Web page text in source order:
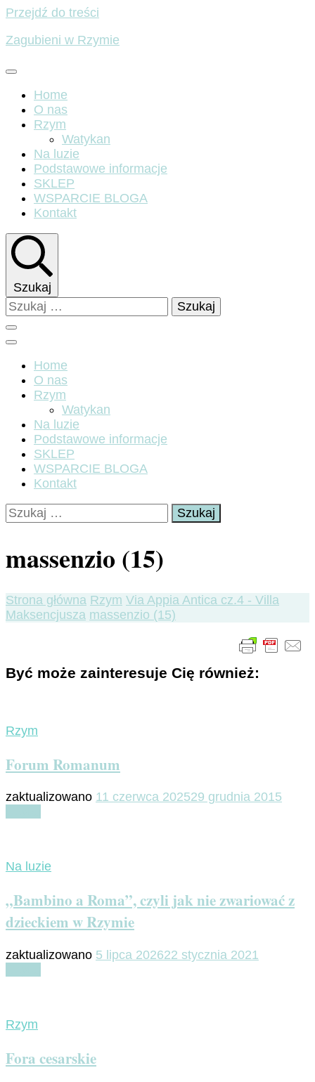
Przejdź do treści
Zagubieni w Rzymie
Home
O nas
Rzym
Watykan
Na luzie
Podstawowe informacje
SKLEP
WSPARCIE BLOGA
Kontakt
Szukaj
Szukaj:
Home
O nas
Rzym
Watykan
Na luzie
Podstawowe informacje
SKLEP
WSPARCIE BLOGA
Kontakt
Szukaj:
massenzio (15)
Strona główna Rzym Via Appia Antica cz.4 - Villa
Maksencjusza massenzio (15)
Być może zainteresuje Cię również:
Rzym
Forum Romanum
zaktualizowano 11 czerwca 202529 grudnia 2015
Na luzie
„Bambino a Roma”, czyli jak nie zwariować z
dzieckiem w Rzymie
zaktualizowano 5 lipca 202622 stycznia 2021
Rzym
Fora cesarskie